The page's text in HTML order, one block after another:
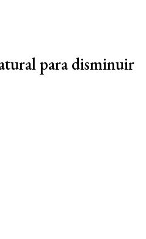
para disminuir